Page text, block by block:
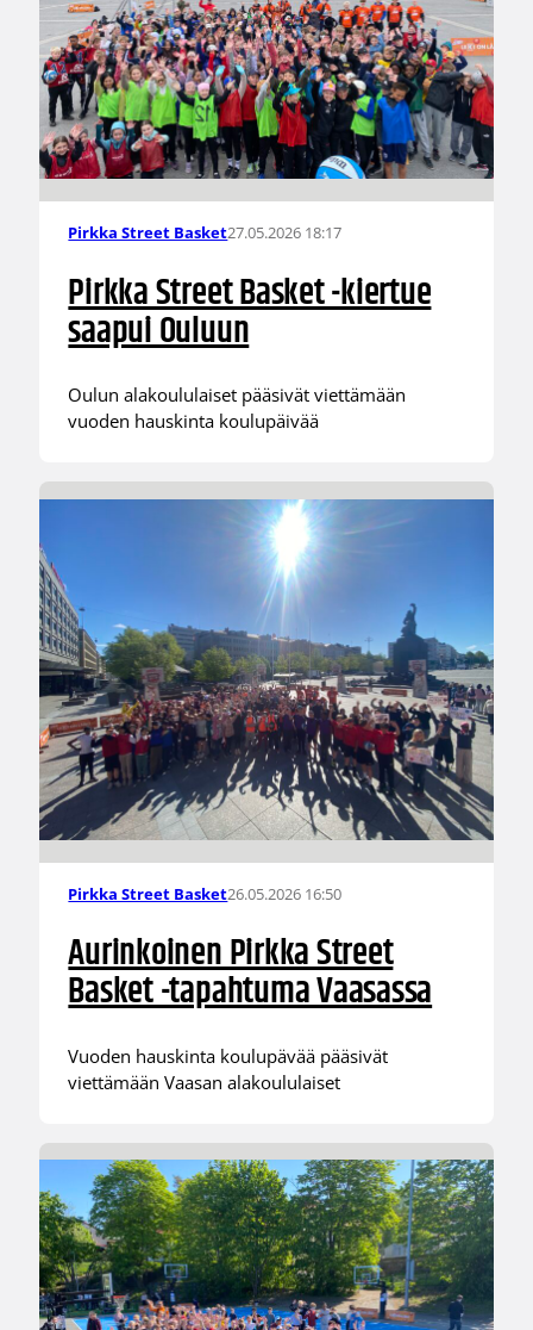
Pirkka Street Basket27.05.2026 18:17
Pirkka Street Basket -kiertue
saapui Ouluun
Oulun alakoululaiset pääsivät viettämään
vuoden hauskinta koulupäivää
Pirkka Street Basket26.05.2026 16:50
Aurinkoinen Pirkka Street
Basket -tapahtuma Vaasassa
Vuoden hauskinta koulupävää pääsivät
viettämään Vaasan alakoululaiset